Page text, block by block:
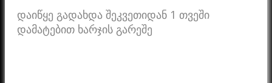
დაიწყე გადახდა შეკვეთიდან 1 თვეში
დამატებით ხარჯის გარეშე